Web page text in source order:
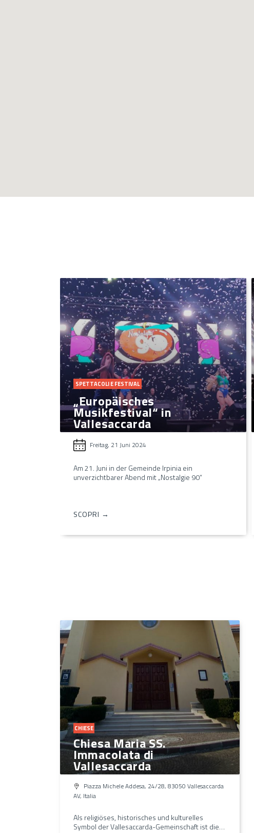
SPETTACOLI E FESTIVAL
„Europäisches
Musikfestival“ in
Vallesaccarda
Freitag, 21 Juni 2024
Am 21. Juni in der Gemeinde Irpinia ein
unverzichtbarer Abend mit „Nostalgie 90“
SCOPRI →
CHIESE
Chiesa Maria SS.
Immacolata di
Vallesaccarda
Piazza Michele Addesa, 24/28, 83050 Vallesaccarda
AV, Italia
Als religiöses, historisches und kulturelles
Symbol der Vallesaccarda-Gemeinschaft ist die…